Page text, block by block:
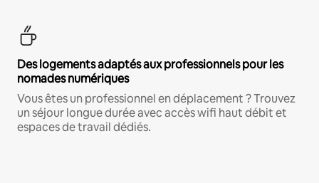
Des logements adaptés aux professionnels pour les
nomades numériques
Vous êtes un professionnel en déplacement ? Trouvez
un séjour longue durée avec accès wifi haut débit et
espaces de travail dédiés.